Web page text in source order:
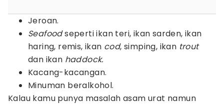
Jeroan.
Seafoodseperti ikan teri, ikan sarden, ikan
haring, remis, ikan cod, simping, ikan trout
dan ikan haddock.
Kacang-kacangan.
Minuman beralkohol.
Kalau kamu punya masalah asam urat namun